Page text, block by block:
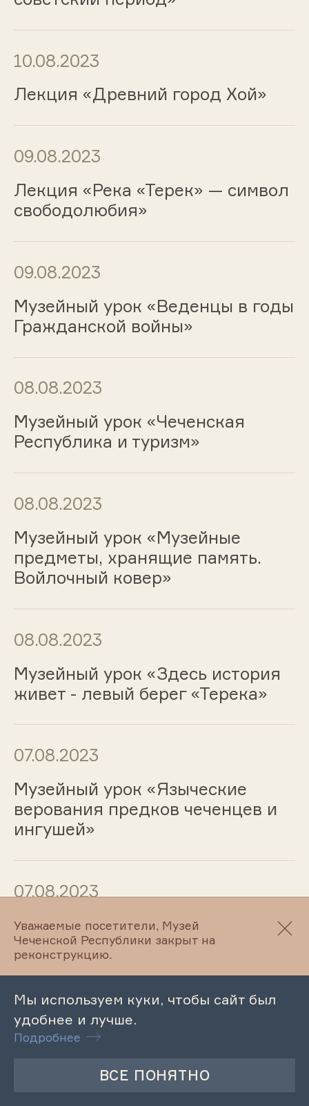
10.08.2023
Лекция «Древний город Хой»
09.08.2023
Лекция «Река «Терек» — символ
свободолюбия»
09.08.2023
Музейный урок «Веденцы в годы
Гражданской войны»
08.08.2023
Музейный урок «Чеченская
Республика и туризм»
08.08.2023
Музейный урок «Музейные
предметы, хранящие память.
Войлочный ковер»
08.08.2023
Музейный урок «Здесь история
живет - левый берег «Терека»
07.08.2023
Музейный урок «Языческие
верования предков чеченцев и
ингушей»
07.08.2023
Музейный урок «Вайнахские
племена Закавказья»
07.08.2023
Музейный урок «В мире поэзии и
Уважаемые посетители, Музей
Чеченской Республики закрыт на
реконструкцию.
Мы используем куки, чтобы сайт был
удобнее и лучше.
Подробнее